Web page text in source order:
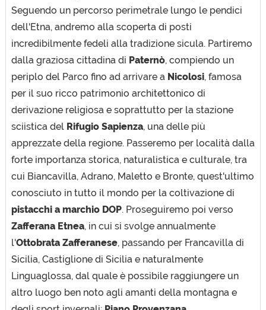
Seguendo un percorso perimetrale lungo le pendici
dell'Etna, andremo alla scoperta di posti
incredibilmente fedeli alla tradizione sicula. Partiremo
dalla graziosa cittadina di Paternò, compiendo un
periplo del Parco fino ad arrivare a Nicolosi, famosa
per il suo ricco patrimonio architettonico di
derivazione religiosa e soprattutto per la stazione
sciistica del Rifugio Sapienza, una delle più
apprezzate della regione. Passeremo per località dalla
forte importanza storica, naturalistica e culturale, tra
cui Biancavilla, Adrano, Maletto e Bronte, quest'ultimo
conosciuto in tutto il mondo per la coltivazione di
pistacchi a marchio DOP. Proseguiremo poi verso
Zafferana Etnea, in cui si svolge annualmente
l'Ottobrata Zafferanese, passando per Francavilla di
Sicilia, Castiglione di Sicilia e naturalmente
Linguaglossa, dal quale è possibile raggiungere un
altro luogo ben noto agli amanti della montagna e